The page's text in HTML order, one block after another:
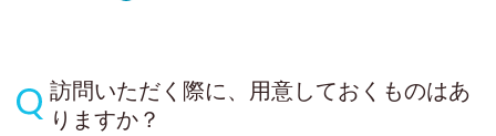
訪問いただく際に、用意しておくものはあ
りますか？